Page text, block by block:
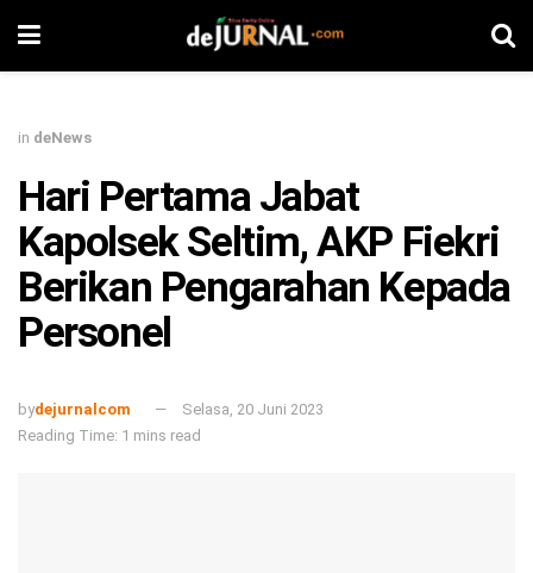
in deNews
Hari Pertama Jabat
Kapolsek Seltim, AKP Fiekri
Berikan Pengarahan Kepada
Personel
bydejurnalcom
Selasa, 20 Juni 2023
Reading Time: 1 mins read